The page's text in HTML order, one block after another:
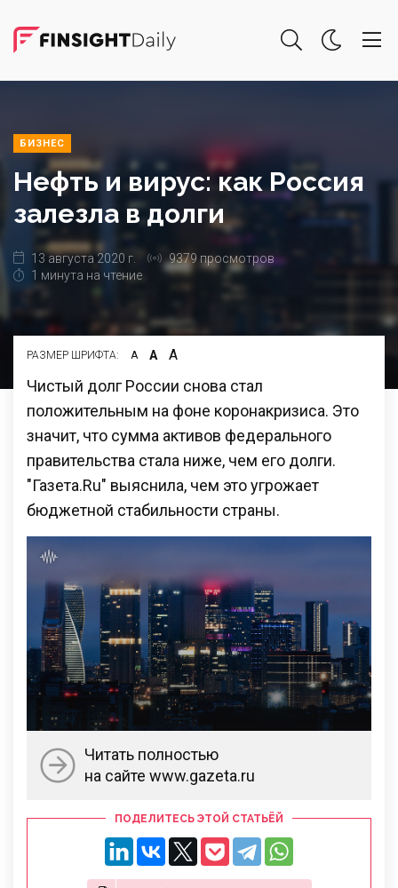
БИЗНЕС
Нефть и вирус: как Россия
залезла в долги
13 августа 2020 г.
9379 просмотров
1 минута на чтение
РАЗМЕР ШРИФТА: А А А
Чистый долг России снова стал
положительным на фоне коронакризиса. Это
значит, что сумма активов федерального
правительства стала ниже, чем его долги.
"Газета.Ru" выяснила, чем это угрожает
бюджетной стабильности страны.
Читать полностью
на сайте www.gazeta.ru
ПОДЕЛИТЕСЬ ЭТОЙ СТАТЬЁЙ